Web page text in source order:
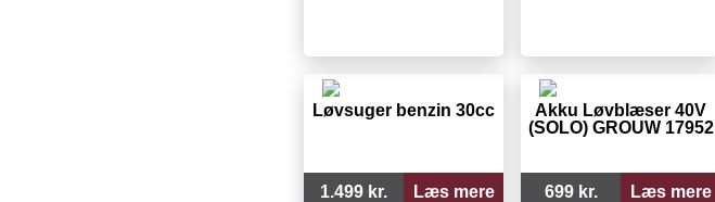
Løvsuger benzin 30cc
1.499 kr. Læs mere
Akku Løvblæser 40V
(SOLO) GROUW 17952
699 kr. Læs mere